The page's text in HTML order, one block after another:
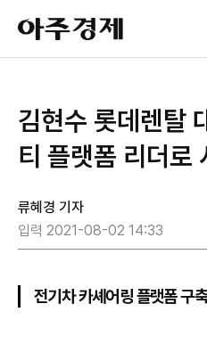
아
주
경
김현수 롯데렌탈
티 플랫폼 리더로
류혜경 기자
입력 2021-08-02 14:33
전기차 카셰어링 플랫폼 구